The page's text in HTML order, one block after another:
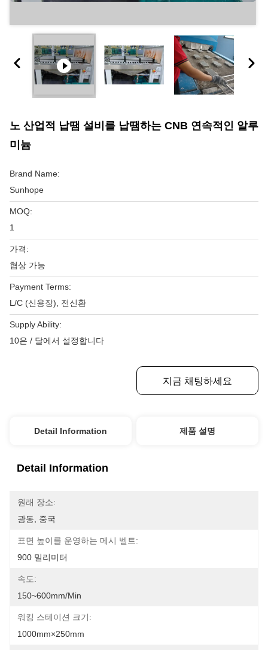
노 산업적 납땜 설비를 납땜하는 CNB 연속적인 알루
미늄
Brand Name:
Sunhope
MOQ:
1
가격:
협상 가능
Payment Terms:
L/C (신용장), 전신환
Supply Ability:
10은 / 달에서 설정합니다
지금 채팅하세요
Detail Information 제품 설명
Detail Information
원래 장소:
광동, 중국
표면 높이를 운영하는 메시 벨트:
900 밀리미터
속도:
150~600mm/min
워킹 스테이션 크기:
1000mm×250mm